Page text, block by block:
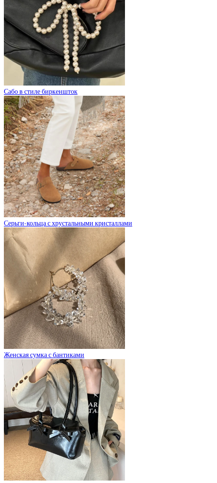
Сабо в стиле биркеншток
Серьги-кольца с хрустальными кристаллами
Женская сумка с бантиками